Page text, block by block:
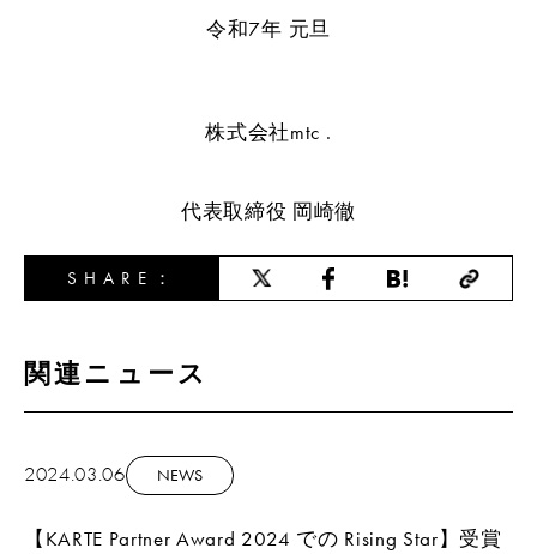
令和7年 元旦
株式会社mtc .
代表取締役 岡崎徹
SHARE：
関連ニュース
2024.03.06 NEWS
【KARTE Partner Award 2024 での Rising Star】受賞